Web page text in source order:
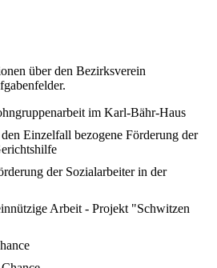
über den Bezirksverein
im Karl-Bähr-Haus
Einzelfall bezogene Förderung der
der Sozialarbeiter in der
Arbeit - Projekt "Schwitzen